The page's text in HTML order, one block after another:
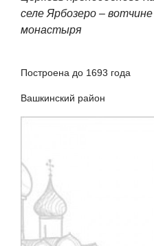
селе Ярбозеро –
монастыря
Построена до 1693 года
Вашкинский район